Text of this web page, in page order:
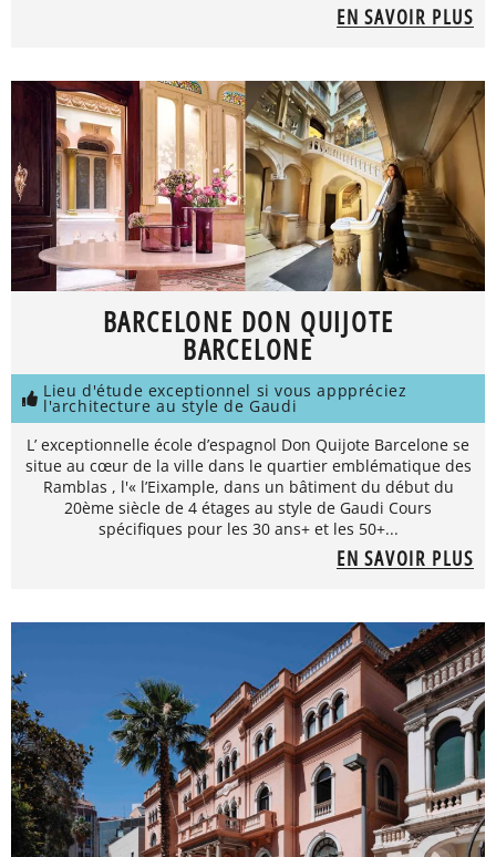
EN SAVOIR PLUS
BARCELONE DON QUIJOTE
BARCELONE
Lieu d'étude exceptionnel si vous apppréciez
l'architecture au style de Gaudi
L’ exceptionnelle école d’espagnol Don Quijote Barcelone se
situe au cœur de la ville dans le quartier emblématique des
Ramblas , l'« l’Eixample, dans un bâtiment du début du
20ème siècle de 4 étages au style de Gaudi Cours
spécifiques pour les 30 ans+ et les 50+...
EN SAVOIR PLUS